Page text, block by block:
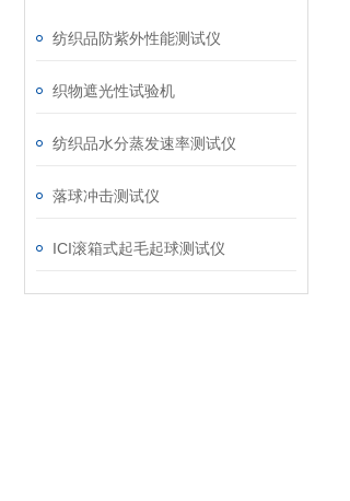
纺织品防紫外性能测试仪
织物遮光性试验机
纺织品水分蒸发速率测试仪
落球冲击测试仪
ICI滚箱式起毛起球测试仪